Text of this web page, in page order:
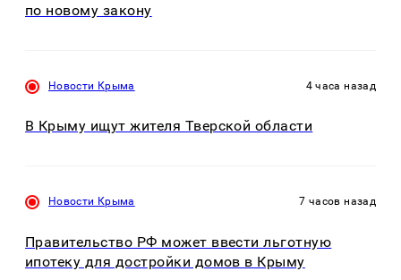
по новому закону
Новости Крыма 4 часа назад
В Крыму ищут жителя Тверской области
Новости Крыма 7 часов назад
Правительство РФ может ввести льготную
ипотеку для достройки домов в Крыму